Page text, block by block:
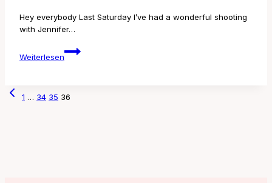
Hey everybody Last Saturday I’ve had a wonderful shooting
with Jennifer…
Weiterlesen
Shooting
mit
Seitennavigation
Vorherige
Seite
1 … 34 35 36